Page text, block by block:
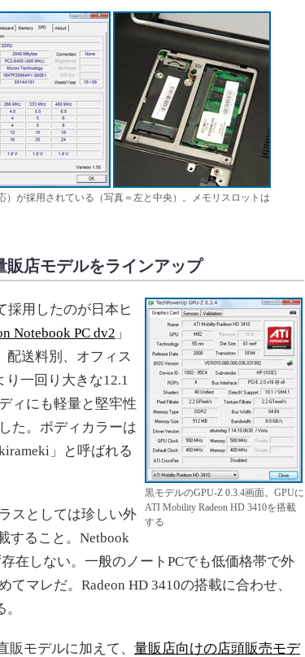
）が採用されている（写真＝左と中央）。メモリスロットは
販店モデルをラインアップ
黒モデルのGPU-Z 0.3.4画面。GPUに
ATI Mobility Radeon HD 3410を搭載
する
用したのが日本ヒ
Notebook PC dv2 」
配送料別、オフィス
り一回り大きな12.1
ィにも軽量と堅牢性
た。ボディカラーは
」と呼ばれる
スとしては珍しい外
すること。Netbook
在しない。一般のノートPCでも低価格帯で外
マレだ。Radeon HD 3410の搭載に合わせ、
モデルに加えて、 量販店向けの店頭販売モデ